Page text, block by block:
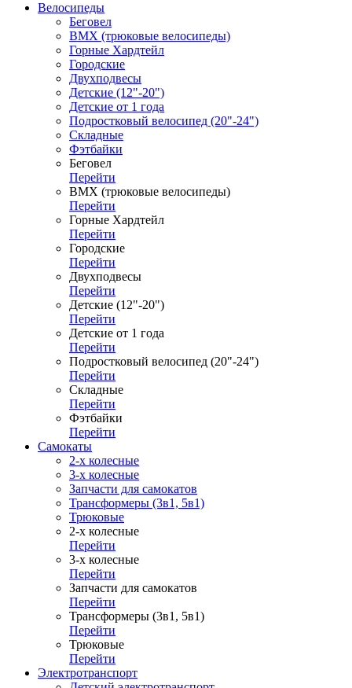
Велосипеды
Беговел
ВМХ (трюковые велосипеды)
Горные Хардтейл
Городские
Двухподвесы
Детские (12"-20")
Детские от 1 года
Подростковый велосипед (20"-24")
Складные
Фэтбайки
Беговел
Перейти
ВМХ (трюковые велосипеды)
Перейти
Горные Хардтейл
Перейти
Городские
Перейти
Двухподвесы
Перейти
Детские (12"-20")
Перейти
Детские от 1 года
Перейти
Подростковый велосипед (20"-24")
Перейти
Складные
Перейти
Фэтбайки
Перейти
Самокаты
2-х колесные
3-х колесные
Запчасти для самокатов
Трансформеры (3в1, 5в1)
Трюковые
2-х колесные
Перейти
3-х колесные
Перейти
Запчасти для самокатов
Перейти
Трансформеры (3в1, 5в1)
Перейти
Трюковые
Перейти
Электротранспорт